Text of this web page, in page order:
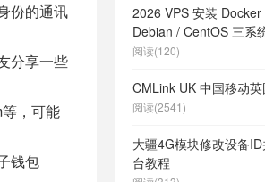
份的通讯
分享一些
，可能
钱包
2026 VPS 安装
Debian / CentOS 三系
阅读(120)
CMLink UK 中国移动
阅读(2541)
大疆4G模块修改设备
台教程